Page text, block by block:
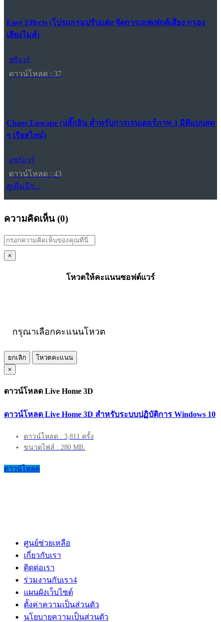
Easy Effects (โปรแกรมปรับแต่ง จัดการเอฟเฟกต์เสียง กรอง
เสียงไมค์)
ฟรีแวร์
ดาวน์โหลด : 37
Chaos Enscape (ปลั๊กอิน สำหรับการเรนเดอร์ภาพ 3 มิติแบบสด
ๆ เรียลไทม์)
แชร์แวร์
ดาวน์โหลด : 43
ดูเพิ่มอีก...
ความคิดเห็น (0)
×
โหวตให้คะแนนซอฟต์แวร์
กรุณาเลือกคะแนนโหวต
ยกเลิก
โหวตคะแนน
×
ดาวน์โหลด Live Home 3D
ดาวน์โหลด Live Home 3D สำหรับระบบปฏิบัติการ Windows 10
ดาวน์โหลด : 3,811 ครั้ง
ขนาดไฟล์ : 280 MB.
ดาวน์โหลด
ศูนย์ช่วยเหลือ
เกี่ยวกับเรา
ติดต่อเรา
ร่วมงานกับเรา4
แผนผังเว็บไซต์
ตั้งค่าความเป็นส่วนตัว
นโยบายความเป็นส่วนตัว